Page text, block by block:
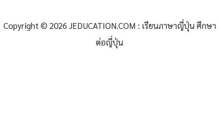
Copyright © 2026 JEDUCATION.COM : เรียนภาษาญี่ปุ่น ศึกษา
ต่อญี่ปุ่น